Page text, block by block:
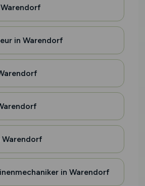
in Warendorf
in Warendorf